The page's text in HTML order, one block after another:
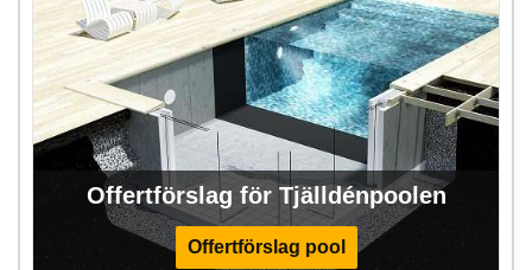
Offertförslag för Tjälldénpoolen
Offertförslag pool